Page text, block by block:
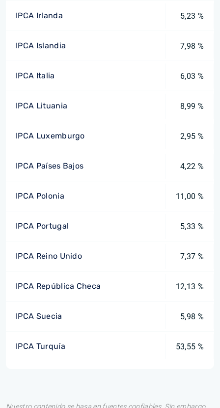
IPCA Irlanda 5,23 %
IPCA Islandia 7,98 %
IPCA Italia 6,03 %
IPCA Lituania 8,99 %
IPCA Luxemburgo 2,95 %
IPCA Países Bajos 4,22 %
IPCA Polonia 11,00 %
IPCA Portugal 5,33 %
IPCA Reino Unido 7,37 %
IPCA República Checa 12,13 %
IPCA Suecia 5,98 %
IPCA Turquía 53,55 %